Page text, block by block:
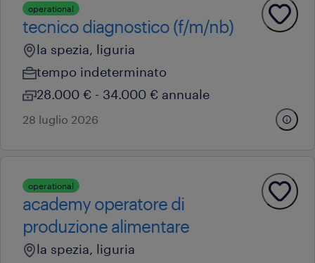
operational
tecnico diagnostico (f/m/nb)
la spezia, liguria
tempo indeterminato
28.000 € - 34.000 € annuale
28 luglio 2026
operational
academy operatore di
produzione alimentare
la spezia, liguria